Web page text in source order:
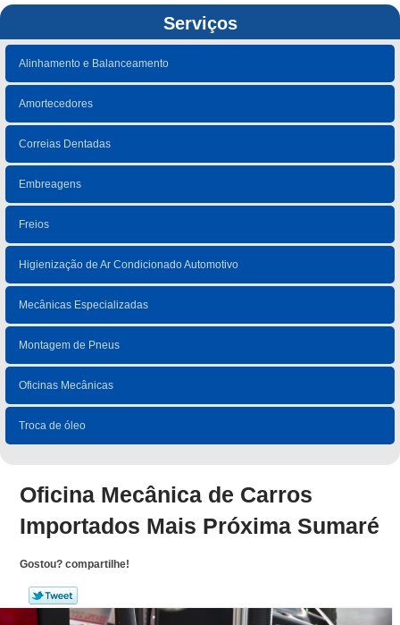
Serviços
Alinhamento e Balanceamento
Amortecedores
Correias Dentadas
Embreagens
Freios
Higienização de Ar Condicionado Automotivo
Mecânicas Especializadas
Montagem de Pneus
Oficinas Mecânicas
Troca de óleo
Oficina Mecânica de Carros
Importados Mais Próxima Sumaré
Gostou? compartilhe!